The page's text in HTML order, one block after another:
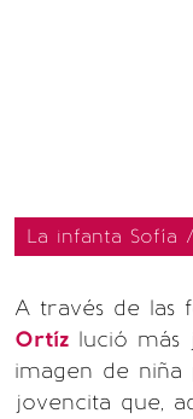
La infanta Sofía
A través de las
Ortíz lució más
imagen de
jovencita que,